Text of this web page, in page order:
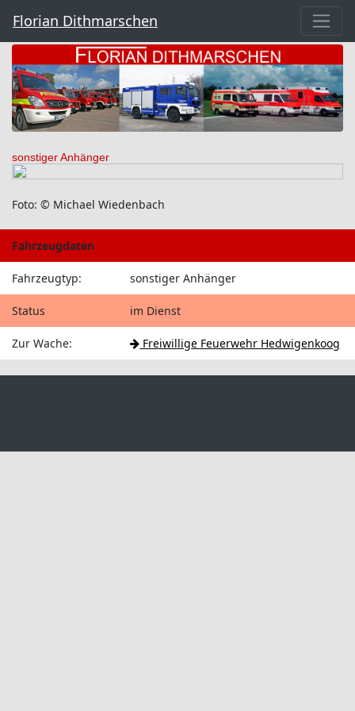
Florian Dithmarschen
sonstiger Anhänger
Foto: © Michael Wiedenbach
Fahrzeugdaten
Fahrzeugtyp: sonstiger Anhänger
Status im Dienst
Zur Wache: Freiwillige Feuerwehr Hedwigenkoog